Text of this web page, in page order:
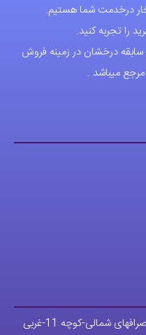
درخدمت شما هستیم.
را تجربه کنید.
خاص با بیش از 20 سال سابقه درخشان در زمینه فروش
میباشد .
شمالی-کوچه 11-غربی